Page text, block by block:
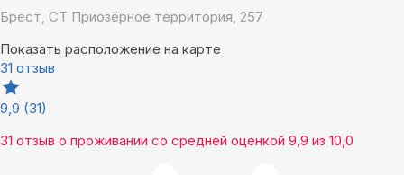
Брест, СТ Приозёрное территория, 257
Показать расположение на карте
31 отзыв
9,9 (31)
31 отзыв о проживании со средней оценкой 9,9 из 10,0